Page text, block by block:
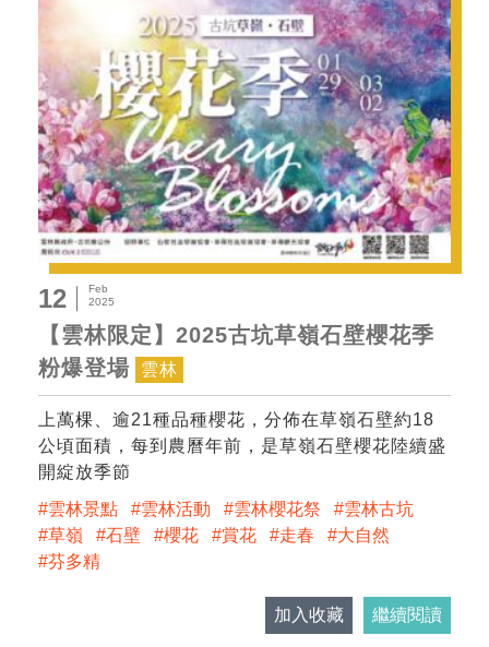
12
Feb
2025
【雲林限定】2025古坑草嶺石壁櫻花季
粉爆登場
雲林
上萬棵、逾21種品種櫻花，分佈在草嶺石壁約18
公頃面積，每到農曆年前，是草嶺石壁櫻花陸續盛
開綻放季節
雲林景點
雲林活動 雲林櫻花祭
雲林古坑
草嶺
石壁 櫻花 賞花 走春
大自然
芬多精
加入收藏 繼續閱讀